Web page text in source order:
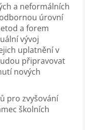
a neformálních
úrovní
a forem
vývoj
uplatnění v
připravovat
nových
pro zvyšování
školních